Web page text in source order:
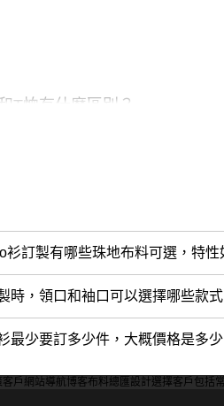
T恤有什麼區別？
常見的材質包括純棉、聚酯纖
紡結合了兩者的優點；竹纖
合適的Polo恤尺寸？
於緊繃或寬鬆，應提供適當
衫訂製有哪些珠地布料可選，特性
時，領口和袖口可以選擇哪些款
最少要訂多少件，大概價格是多
客戶 網站導航博客布料總匯設計選擇客戶包括